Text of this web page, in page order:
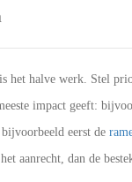
het halve werk. Stel
impact geeft:
eerst de
aanrecht, dan de